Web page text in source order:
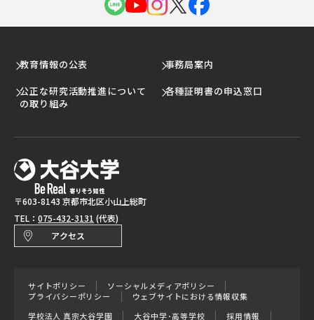
教育情報の公表
事務局案内
公正な研究活動推進について
の取り組み
各種証明書の申込窓口
〒603-8143 京都市北区小山上総町
TEL： 075-432-3131 (代表)
アクセス
サイトポリシー
ソーシャルメディアポリシー
プライバシーポリシー
ウェブサイトにおける情報収集
学校法人 真宗大谷学園
大谷中学･高等学校 採用情報